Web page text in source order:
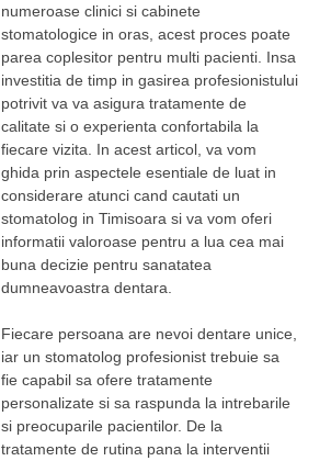
numeroase clinici si cabinete
stomatologice in oras, acest proces poate
parea coplesitor pentru multi pacienti. Insa
investitia de timp in gasirea profesionistului
potrivit va va asigura tratamente de
calitate si o experienta confortabila la
fiecare vizita. In acest articol, va vom
ghida prin aspectele esentiale de luat in
considerare atunci cand cautati un
stomatolog in Timisoara si va vom oferi
informatii valoroase pentru a lua cea mai
buna decizie pentru sanatatea
dumneavoastra dentara.
Fiecare persoana are nevoi dentare unice,
iar un stomatolog profesionist trebuie sa
fie capabil sa ofere tratamente
personalizate si sa raspunda la intrebarile
si preocuparile pacientilor. De la
tratamente de rutina pana la interventii